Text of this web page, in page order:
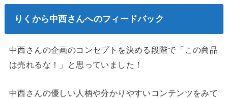
りくから中西さんへのフィードバック
中西さんの企画のコンセプトを決める段階で「この商品
は売れるな！」と思っていました！
中西さんの優しい人柄や分かりやすいコンテンツをみて